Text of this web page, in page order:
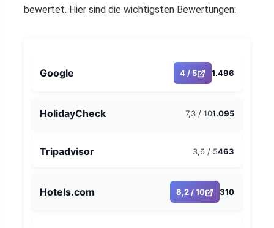
bewertet. Hier sind die wichtigsten Bewertungen:
Google 4 / 5 1.496
HolidayCheck 7,3 / 101.095
Tripadvisor 3,6 / 5463
Hotels.com 8,2 / 10 310